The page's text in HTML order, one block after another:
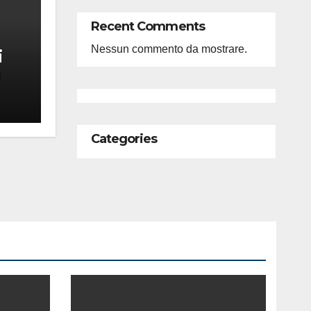
Recent Comments
Nessun commento da mostrare.
Categories